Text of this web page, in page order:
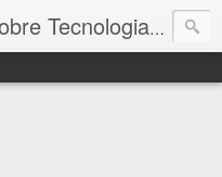
PAPOFÁCIL conversas sobre Tecnologiacom a